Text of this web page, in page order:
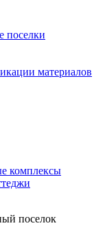
поселки
материалов
комплексы
поселок